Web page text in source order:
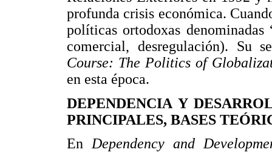
profunda crisis económica.
políticas ortodoxas
comercial, desregulación). Su
Course: The Politics of
en esta época.
DEPENDENCIA Y
PRINCIPALES, BASES
En Dependency and